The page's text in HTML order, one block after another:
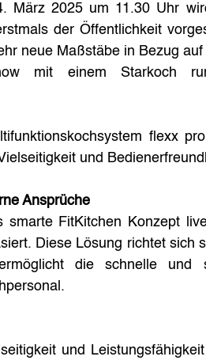
März 2025 um 11.30 Uhr
der Öffentlichkeit
neue Maßstäbe in Bezug
mit einem Starkoch
flexx
und
Ansprüche
smarte FitKitchen Konzept
Diese Lösung richtet sich
die schnelle und
und